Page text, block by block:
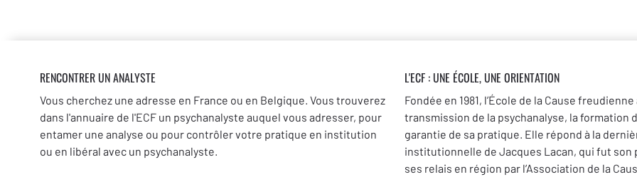
RENCONTRER UN ANALYSTE
Vous cherchez une adresse en France ou en Belgique. Vous trouverez
dans l'annuaire de l'ECF un psychanalyste auquel vous adresser, pour
entamer une analyse ou pour contrôler votre pratique en institution
ou en libéral avec un psychanalyste.
L'ECF : UNE ÉCOLE, UNE ORIENTATION
Fondée en 1981, l’École de la Cause
transmission de la psychanalyse, la formation
garantie de sa pratique. Elle répond à la
institutionnelle de Jacques Lacan, qui fut son
ses relais en région par l’Association de la